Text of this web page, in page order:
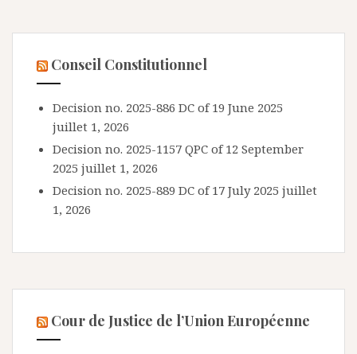
Conseil Constitutionnel
Decision no. 2025-886 DC of 19 June 2025
juillet 1, 2026
Decision no. 2025-1157 QPC of 12 September
2025 juillet 1, 2026
Decision no. 2025-889 DC of 17 July 2025 juillet
1, 2026
Cour de Justice de l’Union Européenne